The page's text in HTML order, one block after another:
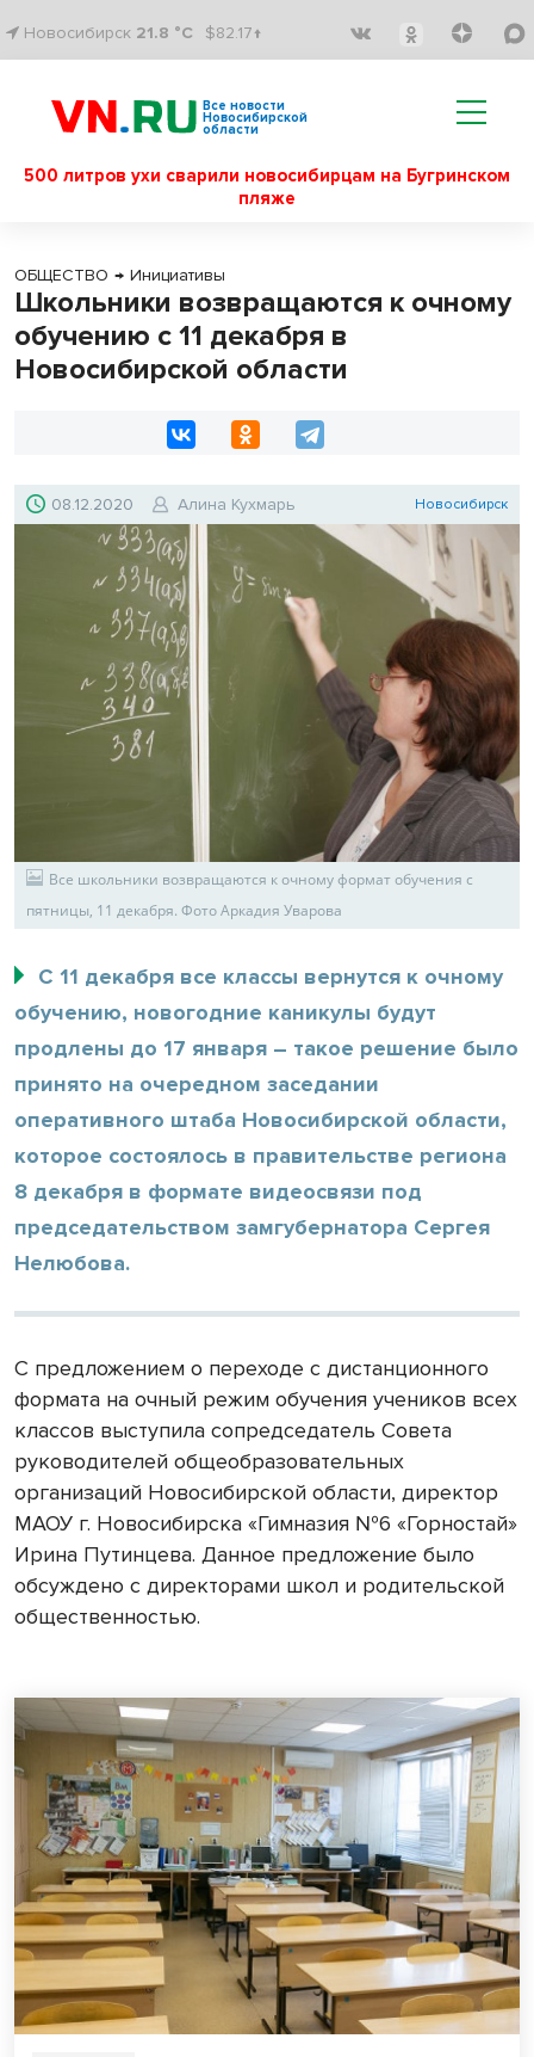
Новосибирск 21.8 °C $82.17↑
Все новости
Новосибирской
области
500 литров ухи сварили новосибирцам на Бугринском
пляже
ОБЩЕСТВО → Инициативы
Школьники возвращаются к очному
обучению с 11 декабря в
Новосибирской области
08.12.2020 Алина Кухмарь Новосибирск
Все школьники возвращаются к очному формат обучения с
пятницы, 11 декабря. Фото Аркадия Уварова
С 11 декабря все классы вернутся к очному
обучению, новогодние каникулы будут
продлены до 17 января – такое решение было
принято на очередном заседании
оперативного штаба Новосибирской области,
которое состоялось в правительстве региона
8 декабря в формате видеосвязи под
председательством замгубернатора Сергея
Нелюбова.
С предложением о переходе с дистанционного
формата на очный режим обучения учеников всех
классов выступила сопредседатель Совета
руководителей общеобразовательных
организаций Новосибирской области, директор
МАОУ г. Новосибирска «Гимназия №6 «Горностай»
Ирина Путинцева. Данное предложение было
обсуждено с директорами школ и родительской
общественностью.